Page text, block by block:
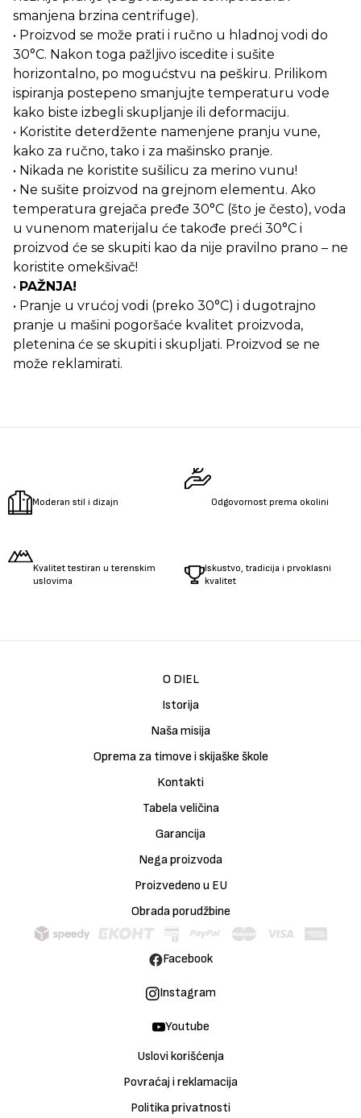
smanjena brzina centrifuge).
• Proizvod se može prati i ručno u hladnoj vodi do
30°C. Nakon toga pažljivo iscedite i sušite
horizontalno, po mogućstvu na peškiru. Prilikom
ispiranja postepeno smanjujte temperaturu vode
kako biste izbegli skupljanje ili deformaciju.
• Koristite deterdžente namenjene pranju vune,
kako za ručno, tako i za mašinsko pranje.
• Nikada ne koristite sušilicu za merino vunu!
• Ne sušite proizvod na grejnom elementu. Ako
temperatura grejača pređe 30°C (što je često), voda
u vunenom materijalu će takođe preći 30°C i
proizvod će se skupiti kao da nije pravilno prano – ne
koristite omekšivač!
• PAŽNJA!
• Pranje u vrućoj vodi (preko 30°C) i dugotrajno
pranje u mašini pogoršaće kvalitet proizvoda,
pletenina će se skupiti i skupljati. Proizvod se ne
može reklamirati.
Moderan stil i dizajn Odgovornost prema okolini
Kvalitet testiran u terenskim
uslovima
Iskustvo, tradicija i prvoklasni
kvalitet
O DIEL
Istorija
Naša misija
Oprema za timove i skijaške škole
Kontakti
Tabela veličina
Garancija
Nega proizvoda
Proizvedeno u EU
Obrada porudžbine
Uslovi korišćenja
Povraćaj i reklamacija
Politika privatnosti
Facebook
Instagram
Youtube